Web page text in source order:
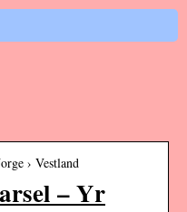
› Vestland
– Yr